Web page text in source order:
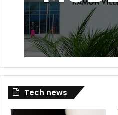
Tech news